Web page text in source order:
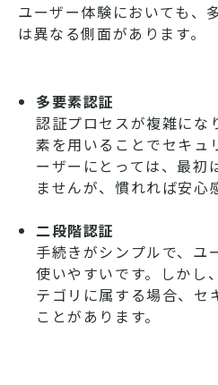
ユーザー体験においても、
は異なる側面があります。
多要素認証
認証プロセスが複雑にな
素を用いることでセキュ
ーザーにとっては、最初
ませんが、慣れれば安心
二段階認証
手続きがシンプルで、ユ
使いやすいです。しかし
テゴリに属する場合、セ
ことがあります。